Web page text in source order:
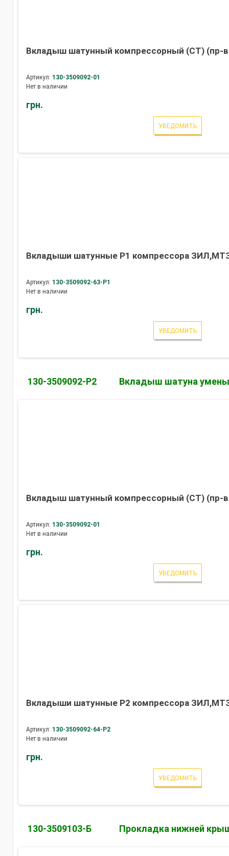
Вкладыш шатунный компрессорный (СТ) (пр-
Артикул: 130-3509092-01
Нет в наличии
грн.
УВЕДОМИТЬ
Вкладыши шатунные Р1 компрессора
Артикул: 130-3509092-63-Р1
Нет в наличии
грн.
УВЕДОМИТЬ
130-3509092-Р2 Вкладыш шатуна
Вкладыш шатунный компрессорный (СТ) (пр-
Артикул: 130-3509092-01
Нет в наличии
грн.
УВЕДОМИТЬ
Вкладыши шатунные Р2 компрессора
Артикул: 130-3509092-64-Р2
Нет в наличии
грн.
УВЕДОМИТЬ
130-3509103-Б Прокладка нижней